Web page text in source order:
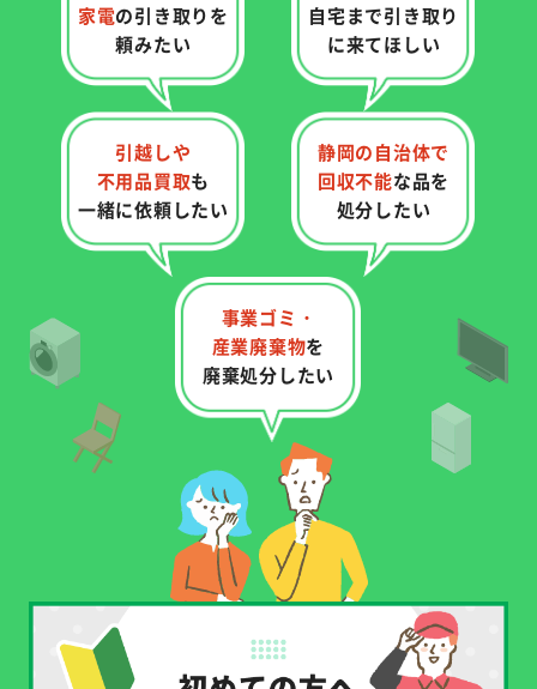
家電の引き取りを
頼みたい
自宅まで引き取り
に来てほしい
引越しや
不用品買取も
一緒に依頼したい
静岡の自治体で
回収不能な品を
処分したい
事業ゴミ・
産業廃棄物を
廃棄処分したい